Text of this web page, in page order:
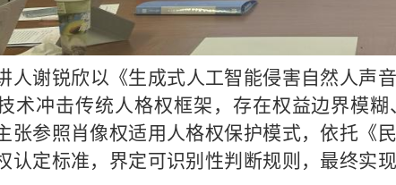
人谢锐欣以《生成式人工智能侵害自然人声
术冲击传统人格权框架，存在权益边界模
张参照肖像权适用人格权保护模式，依托《
认定标准，界定可识别性判断规则，最终实